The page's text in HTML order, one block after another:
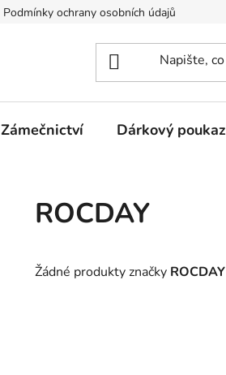
Podmínky ochrany osobních údajů
Zámečnictví Dárkový poukaz
ROCDAY
Žádné produkty značky ROCDAY